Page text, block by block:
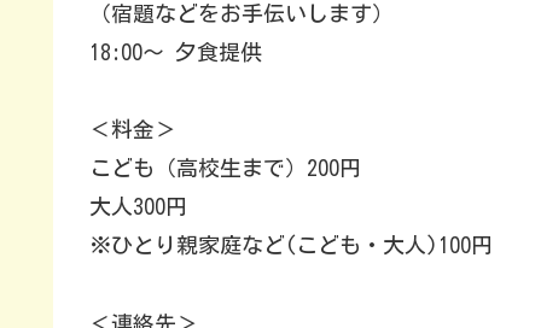
（宿題などをお手伝いします）
18:00〜 夕食提供
＜料金＞
こども（高校生まで）200円
大人300円
※ひとり親家庭など(こども・大人)100円
＜連絡先＞